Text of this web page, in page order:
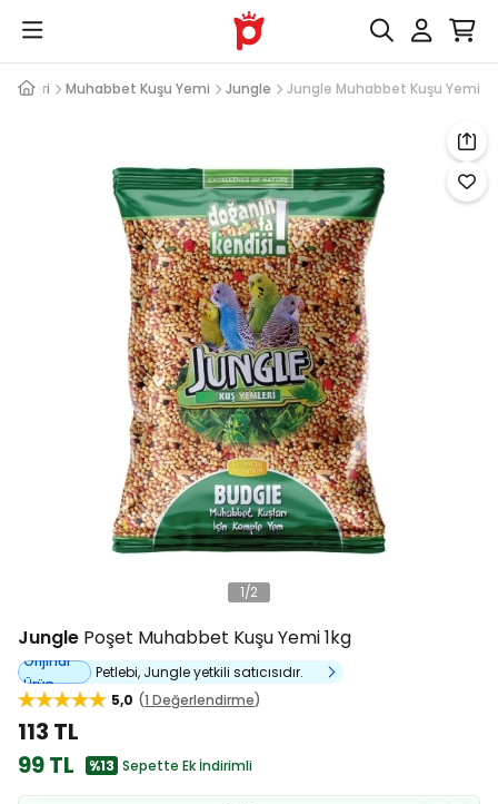
Muhabbet Kuşu Yemi Jungle Jungle Muhabbet Kuşu Yemi
1/2
Jungle Poşet Muhabbet Kuşu Yemi 1kg
Orijinal
Ürün
Petlebi, Jungle yetkili satıcısıdır.
5,0
1 Değerlendirme
113 TL
99 TL
%13 Sepette Ek İndirimli